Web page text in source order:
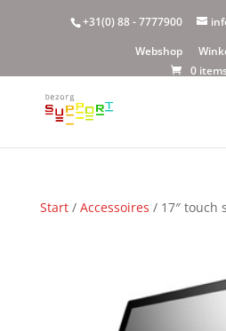
+31(0) 88 - 7777900
Webshop
0
Start/ Accessoires / 17″ touch